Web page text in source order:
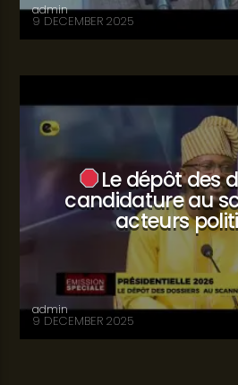
admin
9 DECEMBER 2025
Le dépôt des
candidature au
acteurs
admin
9 DECEMBER 2025